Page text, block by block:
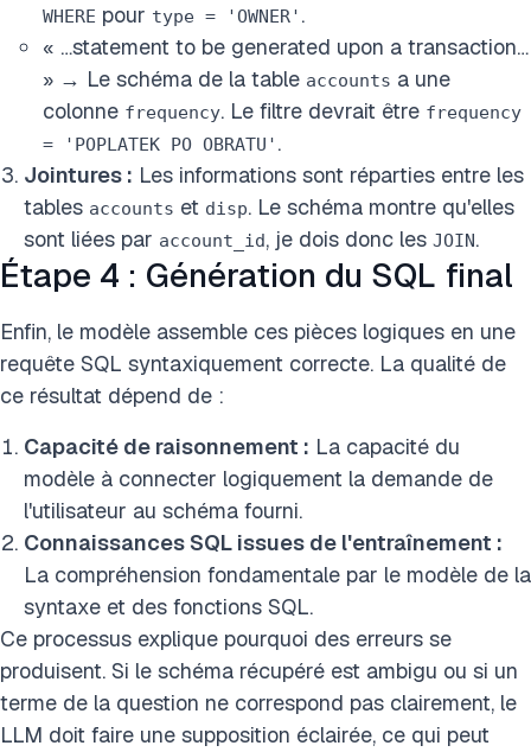
WHERE pour type = 'OWNER' .
« …statement to be generated upon a transaction…
» → Le schéma de la table accounts a une
colonne frequency. Le filtre devrait être frequency
= 'POPLATEK PO OBRATU' .
Jointures : Les informations sont réparties entre les
tables accounts et disp. Le schéma montre qu'elles
sont liées par account_id, je dois donc les JOIN.
Étape 4 : Génération du SQL final
Enfin, le modèle assemble ces pièces logiques en une
requête SQL syntaxiquement correcte. La qualité de
ce résultat dépend de :
Capacité de raisonnement : La capacité du
modèle à connecter logiquement la demande de
l'utilisateur au schéma fourni.
Connaissances SQL issues de l'entraînement :
La compréhension fondamentale par le modèle de la
syntaxe et des fonctions SQL.
Ce processus explique pourquoi des erreurs se
produisent. Si le schéma récupéré est ambigu ou si un
terme de la question ne correspond pas clairement, le
LLM doit faire une supposition éclairée, ce qui peut